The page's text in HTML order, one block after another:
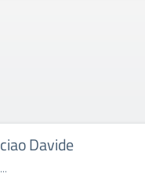
ciao Davide
...